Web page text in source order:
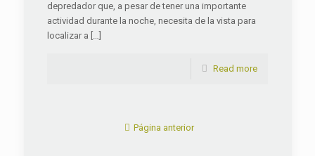
depredador que, a pesar de tener una importante
actividad durante la noche, necesita de la vista para
localizar a […]
Read more
Página anterior